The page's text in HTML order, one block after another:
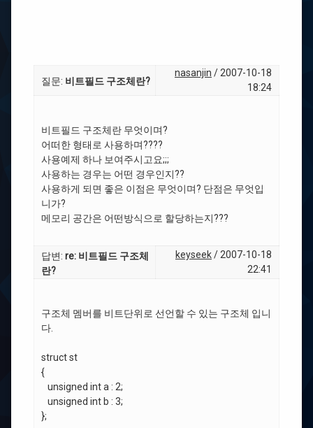
질문: 비트필드 구조체란?
nasanjin / 2007-10-18
18:24
비트필드 구조체란 무엇이며?
어떠한 형태로 사용하며????
사용예제 하나 보여주시고요;;;
사용하는 경우는 어떤 경우인지??
사용하게 되면 좋은 이점은 무엇이며? 단점은 무엇입
니가?
메모리 공간은 어떤방식으로 할당하는지???
답변: re: 비트필드 구조체
란?
keyseek/ 2007-10-18
22:41
구조체 멤버를 비트단위로 선언할 수 있는 구조체 입니
다.
struct st
{
unsigned int a : 2;
unsigned int b : 3;
};